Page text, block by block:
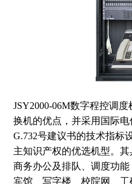
JSY2000-06M数字程控调
换机的优点，并采用国际电
G.732号建议书的技术指标
主知识产权的优选机型。其
商务办公及排队、调度功能
宾馆、写字楼、校院网、